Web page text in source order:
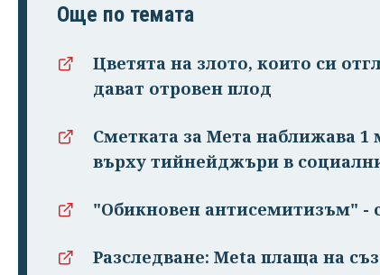
Още по темата
Цветята на злото, които си
дават отровен плод
Сметката за Мета наближава
върху тийнейджъри в
"Обикновен антисемитизъм" -
Разследване: Meta плаща на